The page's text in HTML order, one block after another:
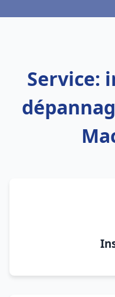
Service: